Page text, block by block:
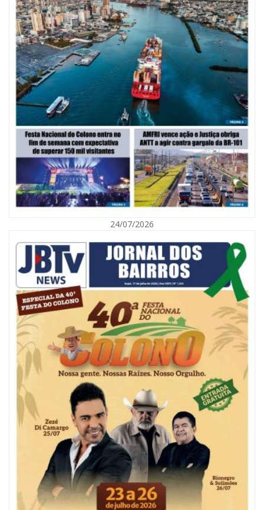
07/08/2026 | 07:00
Nem toda violência deixa marcas: conheça os sinais de alerta da
BALNEÁRIO CAMBORIÚ
07/08/2026 | 07:00
24/07/2026